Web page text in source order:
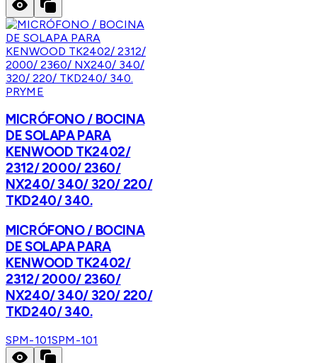
PRYME
MICRÓFONO / BOCINA
DE SOLAPA PARA
KENWOOD TK2402/
2312/ 2000/ 2360/
NX240/ 340/ 320/ 220/
TKD240/ 340.
MICRÓFONO / BOCINA
DE SOLAPA PARA
KENWOOD TK2402/
2312/ 2000/ 2360/
NX240/ 340/ 320/ 220/
TKD240/ 340.
SPM-101SPM-101